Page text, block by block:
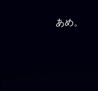
あめ。